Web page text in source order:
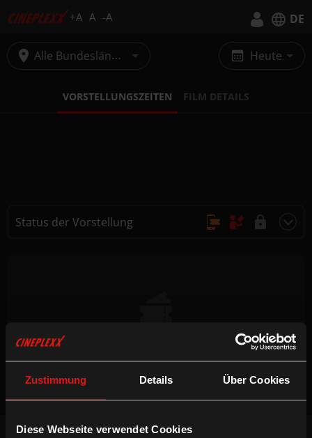
Zustimmung Details Über Cookies
Diese Webseite verwendet Cookies
+A A -A DE
Deutsch
Alle Bundesländer Heute
VORSTELLUNGSZEITEN FILM DETAILS
Status der Vorstellung
Keine Vorstellungen verfügbar